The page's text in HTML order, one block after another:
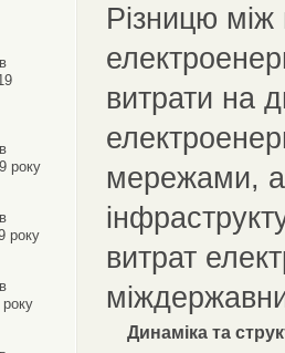
року
року
Різницю між
витрати на
мережами,
витрат
Динаміка та